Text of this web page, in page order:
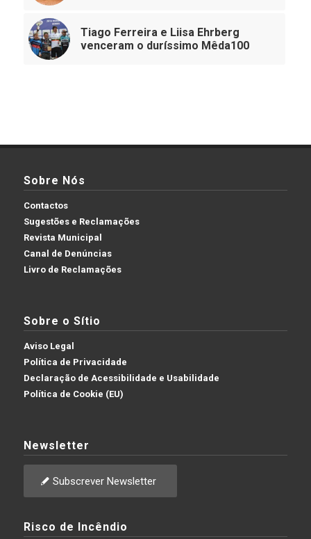
Tiago Ferreira e Liisa Ehrberg
venceram o duríssimo Mêda100
Sobre Nós
Contactos
Sugestões e Reclamações
Revista Municipal
Canal de Denúncias
Livro de Reclamações
Sobre o Sítio
Aviso Legal
Política de Privacidade
Declaração de Acessibilidade e Usabilidade
Política de Cookie (EU)
Newsletter
Subscrever Newsletter
Risco de Incêndio